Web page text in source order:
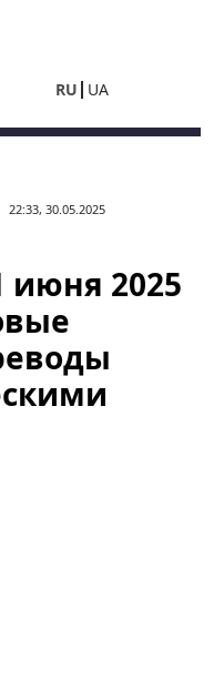
RU UA
22:33, 30.05.2025
июня 2025